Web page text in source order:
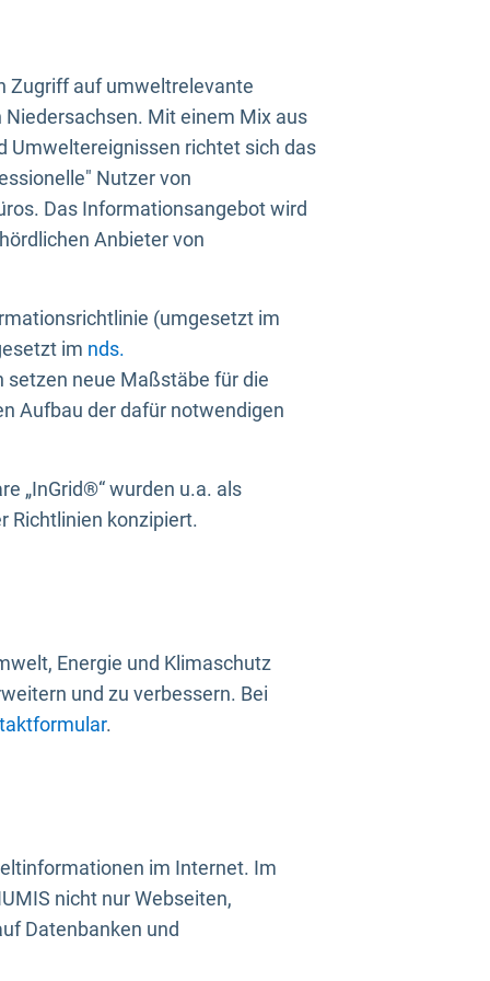
Zugriff auf umweltrelevante
Mit einem Mix aus
Umweltereignissen richtet sich das
Nutzer von
Das Informationsangebot wird
Anbieter von
(umgesetzt im
im nds.
setzen neue Maßstäbe für die
Aufbau der dafür notwendigen
„InGrid®“ wurden u.a. als
Richtlinien konzipiert.
Energie und Klimaschutz
und zu verbessern. Bei
.
im Internet. Im
nicht nur Webseiten,
Datenbanken und